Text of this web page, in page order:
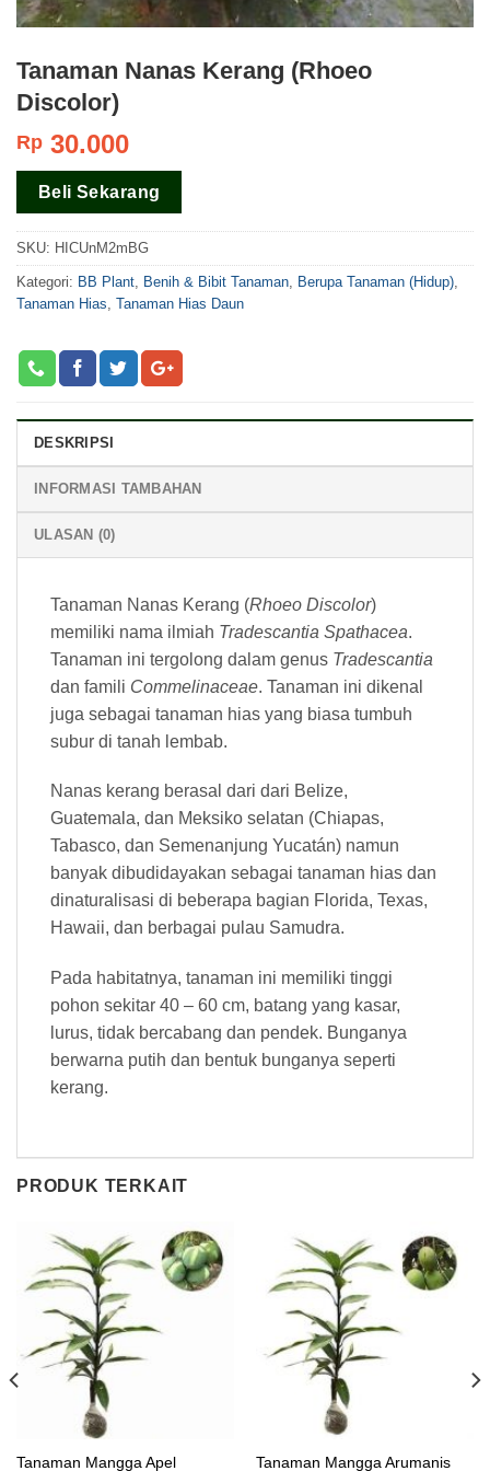
Tanaman Nanas Kerang (Rhoeo
Discolor)
Rp 30.000
Beli Sekarang
SKU: HICUnM2mBG
Kategori: BB Plant Benih & Bibit Tanaman Berupa Tanaman (Hidup)
Tanaman Hias Tanaman Hias Daun
DESKRIPSI
INFORMASI TAMBAHAN
ULASAN (0)
Tanaman Nanas Kerang (Rhoeo Discolor)
memiliki nama ilmiah Tradescantia Spathacea.
Tanaman ini tergolong dalam genus Tradescantia
dan famili Commelinaceae. Tanaman ini dikenal
juga sebagai tanaman hias yang biasa tumbuh
subur di tanah lembab.
Nanas kerang berasal dari dari Belize,
Guatemala, dan Meksiko selatan (Chiapas,
Tabasco, dan Semenanjung Yucatán) namun
banyak dibudidayakan sebagai tanaman hias dan
dinaturalisasi di beberapa bagian Florida, Texas,
Hawaii, dan berbagai pulau Samudra.
Pada habitatnya, tanaman ini memiliki tinggi
pohon sekitar 40 – 60 cm, batang yang kasar,
lurus, tidak bercabang dan pendek. Bunganya
berwarna putih dan bentuk bunganya seperti
kerang.
PRODUK TERKAIT
Tanaman Mangga Apel Tanaman Mangga Arumanis